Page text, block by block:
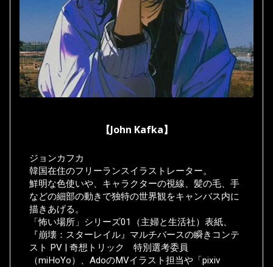
【John Kafka】
ジョンカフカ
韓国在住のフリーランスイラストレーター。
鮮明な色使いや、キャラクターの視線、髪の毛、手
などの細部の動きで独特の世界観をキャンバス内に
描きあげる。
「怖い場所」シリーズ01（主婦と生活社）表紙、
『崩壊：スターレイル』マルチバースの瞬きコンテ
スト PV | 奇想トリック 特別選考委員
（miHoYo）、AdoのMVイラスト担当や「pixiv